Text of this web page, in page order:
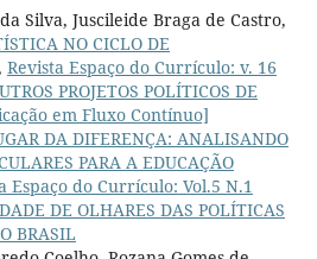
Silva, Juscileide Braga de Castro,
NO CICLO DE
Revista Espaço do Currículo: v. 16
PROJETOS POLÍTICOS DE
em Fluxo Contínuo]
DA DIFERENÇA: ANALISANDO
PARA A EDUCAÇÃO
Espaço do Currículo: Vol.5 N.1
DE OLHARES DAS POLÍTICAS
BRASIL